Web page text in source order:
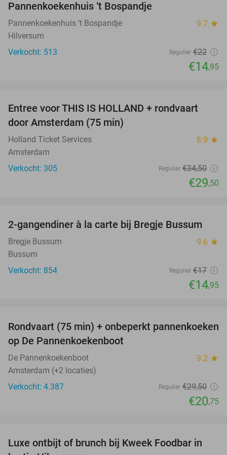
Pannenkoekenhuis ‘t Bospandje
Pannenkoekenhuis ‘t Bospandje 9.7 star
Hilversum
Verkocht: 513
Regulier €22
€14,95
14%
Entree voor THIS IS HOLLAND + rondvaart
door Amsterdam (75 min)
Holland Ticket Services 8.9 star
Amsterdam
Verkocht: 305
Regulier €34,50
€29,50
12%
2-gangendiner à la carte bij Bregje Bussum
Bregje Bussum 9.6 star
Bussum
Verkocht: 854
Regulier €17
€14,95
30%
Rondvaart (75 min) + onbeperkt pannenkoeken
op De Pannenkoekenboot
De Pannenkoekenboot 9.2 star
Amsterdam (+2 locaties)
Verkocht: 4.387
Regulier €29,50
€20,75
40%
Luxe ontbijt of brunch bij Kweek Foodbar in